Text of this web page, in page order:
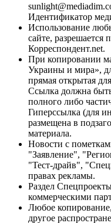
Идентификатор
Использование
сайте, разрешается
Корреспондент.net.
При копировании
Украины и мира»,
прямая открытая
Ссылка должна
полного либо
Гиперссылка (для
размещена в
материала.
Новости с
"Заявление",
"Тест-драйв",
правах рекламы.
Раздел
коммерческими
Любое
другое